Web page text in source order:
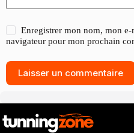
Enregistrer mon nom, mon
navigateur pour mon prochain
Laisser un commentaire